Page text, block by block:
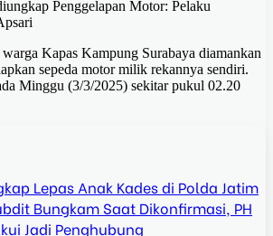
Penggelapan Motor: Pelaku
Kapas Kampung Surabaya diamankan
sepeda motor milik rekannya sendiri.
Minggu (3/3/2025) sekitar pukul 02.20
Lepas Anak Kades di Polda Jatim
Bungkam Saat Dikonfirmasi, PH
Jadi Penghubung